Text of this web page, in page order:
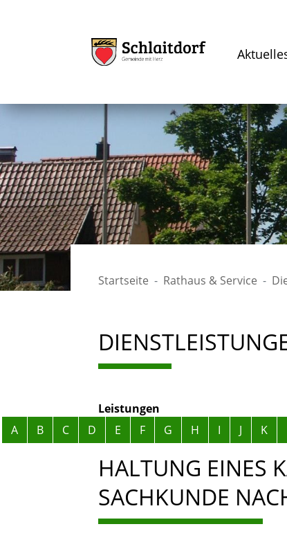
Startseite Rathaus & Service
Leistungen
Alphabetisches Register
A B C D E F G H I J K
HALTUNG EINES
SACHKUNDE